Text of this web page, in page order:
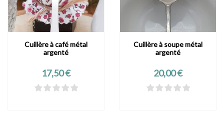
Cuillère à café métal
argenté
Prix
17,50 €
Cuillère à soupe métal
argenté
Prix
20,00 €